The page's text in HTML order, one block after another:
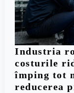
Industria
costurile
împing tot
reducerea